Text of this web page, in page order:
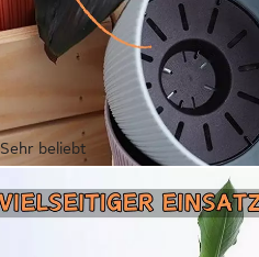
Sehr beliebt
ENGELLAND
Blumentopf Pflanztopf mit
St., robuster PP-Kunststoff),